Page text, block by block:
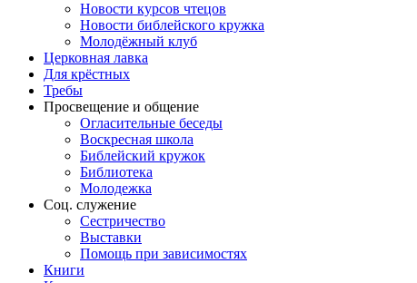
Новости курсов чтецов
Новости библейского кружка
Молодёжный клуб
Церковная лавка
Для крёстных
Требы
Просвещение и общение
Огласительные беседы
Воскресная школа
Библейский кружок
Библиотека
Молодежка
Соц. служение
Сестричество
Выставки
Помощь при зависимостях
Книги